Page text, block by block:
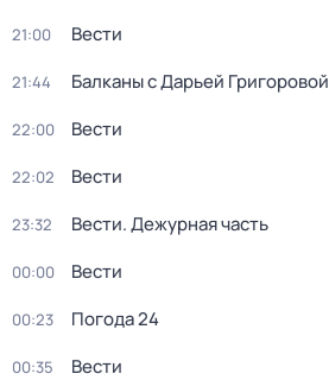
21:00 Вести
21:44 Балканы с Дарьей Григоровой
22:00 Вести
22:02 Вести
23:32 Вести. Дежурная часть
00:00 Вести
00:23 Погода 24
00:35 Вести